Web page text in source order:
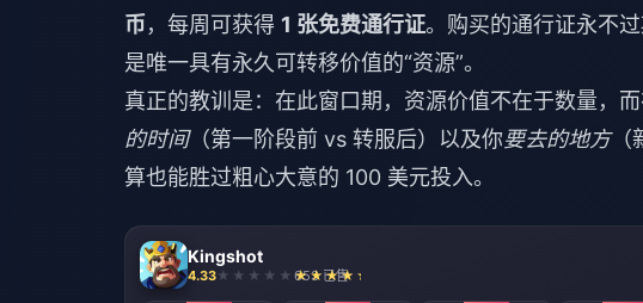
币，每周可获得 1 张免费通行证。购买的通行证永不
是唯一具有永久可转移价值的“资源”。
真正的教训是：在此窗口期，资源价值不在于数量，
的时间（第一阶段前 vs 转服后）以及你要去的地方（
算也能胜过粗心大意的 100 美元投入。
Kingshot
4.33 653 已售